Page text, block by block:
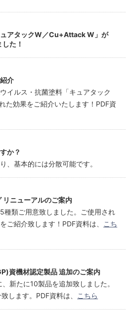
アタックW／Cu+Attack W」が
た！
紹介
イルス・抗菌塗料「キュアタック
た効果をご紹介いたします！PDF資
か？
、基本的には分散可能です。
リニューアルのご案内
種類ご用意致しました。ご使用され
ご紹介致します！PDF資料は、
こち
資機材認定製品 追加のご案内
新たに10製品を追加致しました。
します。PDF資料は、
こちら